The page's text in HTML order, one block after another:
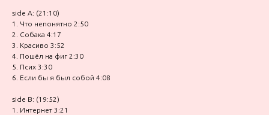
side A: (21:10)
1. Что непонятно 2:50
2. Собака 4:17
3. Красиво 3:52
4. Пошёл на фиг 2:30
5. Псих 3:30
6. Если бы я был собой 4:08
side B: (19:52)
1. Интернет 3:21